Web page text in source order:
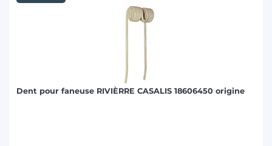
Dent pour faneuse RIVIÈRRE CASALIS 18606450 origine